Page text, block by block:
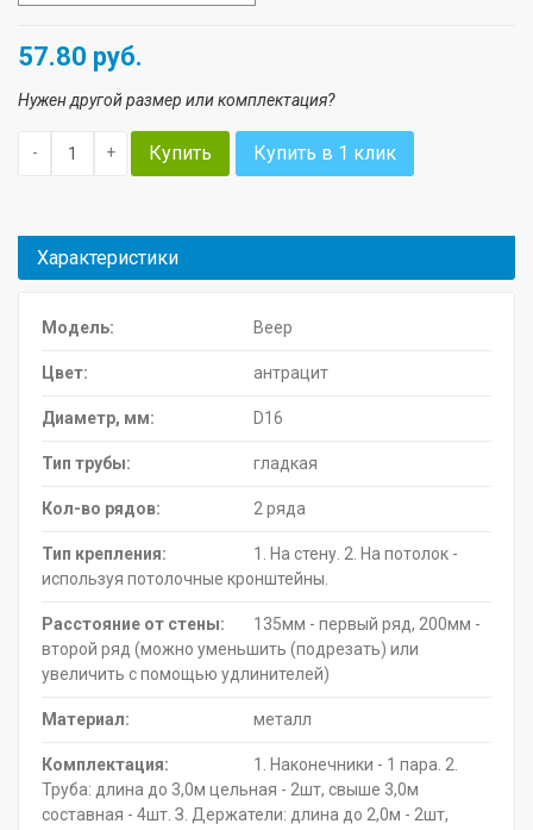
57.80 руб.
Нужен другой размер или комплектация?
- + Купить Купить в 1 клик
Характеристики
Модель: Веер
Цвет: антрацит
Диаметр, мм: D16
Тип трубы: гладкая
Кол-во рядов: 2 ряда
Тип крепления:
1. На стену. 2. На потолок -
используя потолочные кронштейны.
Расстояние от стены:
135мм - первый ряд, 200мм -
второй ряд (можно уменьшить (подрезать) или
увеличить с помощью удлинителей)
Материал: металл
Комплектация:
1. Наконечники - 1 пара. 2.
Труба: длина до 3,0м цельная - 2шт, свыше 3,0м
составная - 4шт. З. Держатели: длина до 2,0м - 2шт,